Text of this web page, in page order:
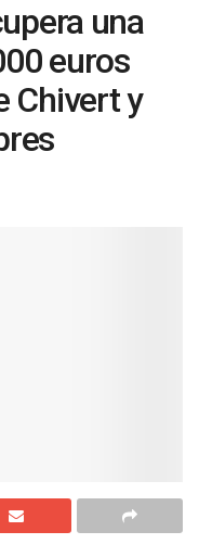
una
euros
Chivert y